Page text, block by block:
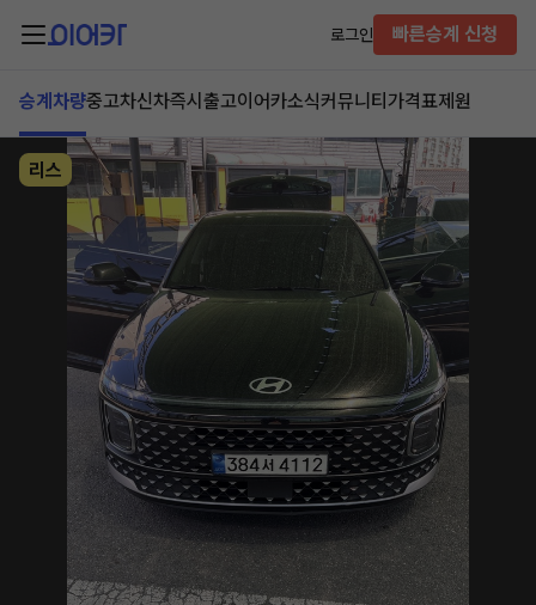
로그인 빠른승계 신청
승계차량중고차신차즉시출고이어카소식커뮤니티 가격표제원
리스